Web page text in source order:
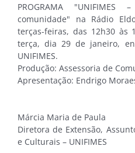
PROGRAMA
comunidade" na Rádio
terças-feiras, das 12h30 às
terça, dia 29 de janeiro,
UNIFIMES.
Produção: Assessoria de
Apresentação: Endrigo
Márcia Maria de Paula
Diretora de Extensão,
e Culturais – UNIFIMES